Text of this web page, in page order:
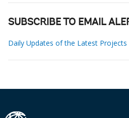
SUBSCRIBE TO EMAIL
Daily Updates of the Latest